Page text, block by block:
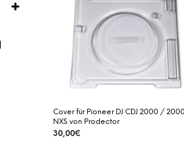
Cover für Pioneer DJ CDJ 2000 / 2000
NXS von Prodector
30,00€